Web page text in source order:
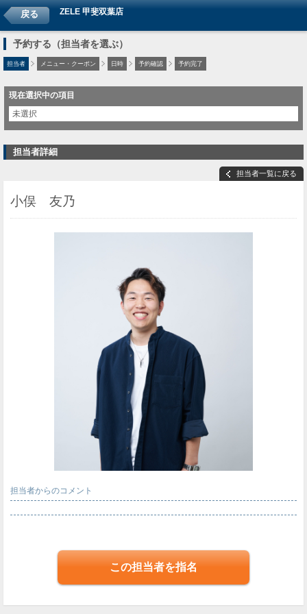
戻る ZELE 甲斐双葉店
予約する（担当者を選ぶ）
担当者 メニュー・クーポン 日時 予約確認 予約完了
現在選択中の項目
未選択
担当者詳細
担当者一覧に戻る
小俣 友乃
担当者からのコメント
この担当者を指名